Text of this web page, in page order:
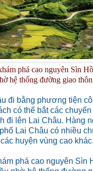
phá cao nguyên Sìn
hệ thống đường giao
đi bằng phương tiện
có thể bắt các
đi lên Lai Châu. Hàng
Lai Châu có nhiều
huyện vùng cao khác.
phá cao nguyên Sìn